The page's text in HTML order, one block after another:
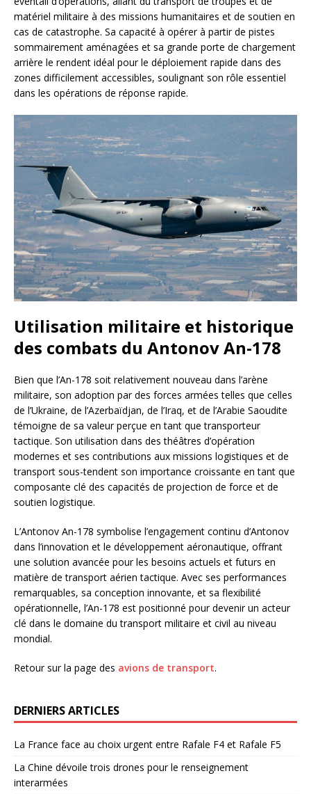
matériel militaire à des missions humanitaires et de soutien en
cas de catastrophe. Sa capacité à opérer à partir de pistes
sommairement aménagées et sa grande porte de chargement
arrière le rendent idéal pour le déploiement rapide dans des
zones difficilement accessibles, soulignant son rôle essentiel
dans les opérations de réponse rapide.
Utilisation militaire et historique
des combats du Antonov An-178
Bien que l’An-178 soit relativement nouveau dans l’arène
militaire, son adoption par des forces armées telles que celles
de l’Ukraine, de l’Azerbaïdjan, de l’Iraq, et de l’Arabie Saoudite
témoigne de sa valeur perçue en tant que transporteur
tactique. Son utilisation dans des théâtres d’opération
modernes et ses contributions aux missions logistiques et de
transport sous-tendent son importance croissante en tant que
composante clé des capacités de projection de force et de
soutien logistique.
L’Antonov An-178 symbolise l’engagement continu d’Antonov
dans l’innovation et le développement aéronautique, offrant
une solution avancée pour les besoins actuels et futurs en
matière de transport aérien tactique. Avec ses performances
remarquables, sa conception innovante, et sa flexibilité
opérationnelle, l’An-178 est positionné pour devenir un acteur
clé dans le domaine du transport militaire et civil au niveau
mondial.
Retour sur la page des avions de transport.
DERNIERS ARTICLES
La France face au choix urgent entre Rafale F4 et Rafale F5
La Chine dévoile trois drones pour le renseignement
interarmées